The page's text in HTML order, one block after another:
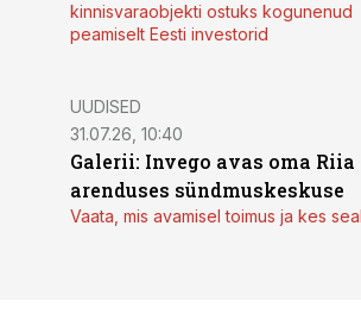
kinnisvaraobjekti ostuks kogunenud
peamiselt Eesti investorid
UUDISED
31.07.26, 10:40
Galerii: Invego avas oma Riia
arenduses sündmuskeskuse
Vaata, mis avamisel toimus ja kes